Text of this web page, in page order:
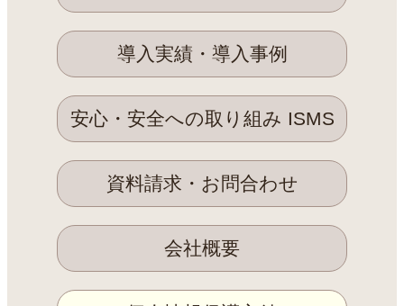
導入実績・導入事例
安心・安全への取り組み ISMS
資料請求・お問合わせ
会社概要